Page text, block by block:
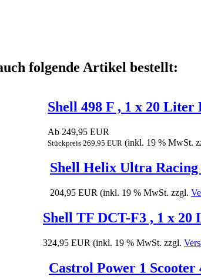
folgende Artikel bestellt:
Shell 498 F , 1 x 20
Ab 249,95 EUR
Stückpreis 269,95 EUR (inkl. 19 % MwSt.
Shell Helix Ultra Racing
204,95 EUR (inkl. 19 % MwSt. zzgl.
Shell TF DCT-F3 , 1 x 20
324,95 EUR (inkl. 19 % MwSt. zzgl.
Castrol Power 1